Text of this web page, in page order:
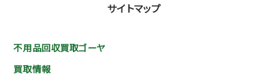
サイトマップ
不用品回収買取ゴーヤ
買取情報